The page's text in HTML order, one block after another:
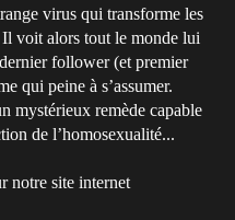
virus qui transforme les
voit alors tout le monde lui
follower (et premier
qui peine à s’assumer.
mystérieux remède capable
de l’homosexualité...
notre site internet